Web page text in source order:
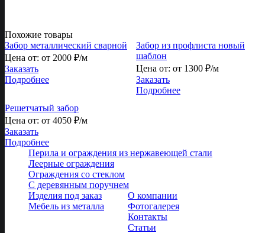
Похожие товары
Забор металлический сварной
Цена от: от 2000 ₽/м
Заказать
Подробнее
Забор из профлиста новый
шаблон
Цена от: от 1300 ₽/м
Заказать
Подробнее
Решетчатый забор
Цена от: от 4050 ₽/м
Заказать
Подробнее
Перила и ограждения из нержавеющей стали
Леерные ограждения
Ограждения со стеклом
С деревянным поручнем
Изделия под заказ
Мебель из металла
О компании
Фотогалерея
Контакты
Статьи